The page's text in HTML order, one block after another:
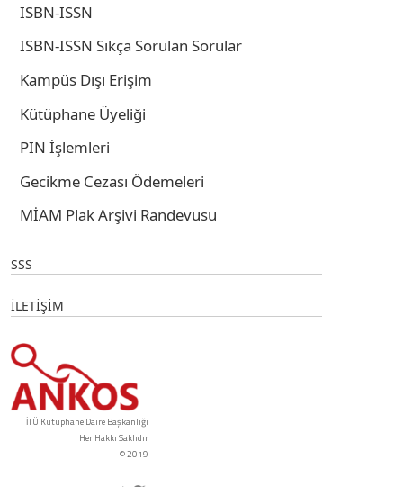
ISBN-ISSN
ISBN-ISSN Sıkça Sorulan Sorular
Kampüs Dışı Erişim
Kütüphane Üyeliği
PIN İşlemleri
Gecikme Cezası Ödemeleri
MİAM Plak Arşivi Randevusu
SSS
İLETİŞİM
İTÜ Kütüphane Daire Başkanlığı
Her Hakkı Saklıdır
© 2019